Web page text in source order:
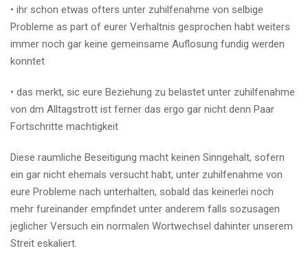
• ihr schon etwas ofters unter zuhilfenahme von selbige
Probleme as part of eurer Verhaltnis gesprochen habt weiters
immer noch gar keine gemeinsame Auflosung fundig werden
konntet
• das merkt, sic eure Beziehung zu belastet unter zuhilfenahme
von dm Alltagstrott ist ferner das ergo gar nicht denn Paar
Fortschritte machtigkeit
Diese raumliche Beseitigung macht keinen Sinngehalt, sofern
ein gar nicht ehemals versucht habt, unter zuhilfenahme von
eure Probleme nach unterhalten, sobald das keinerlei noch
mehr fureinander empfindet unter anderem falls sozusagen
jeglicher Versuch ein normalen Wortwechsel dahinter unserem
Streit eskaliert.